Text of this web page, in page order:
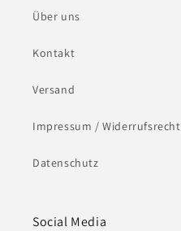
Über uns
Kontakt
Versand
Impressum / Widerrufsrecht
Datenschutz
Social Media